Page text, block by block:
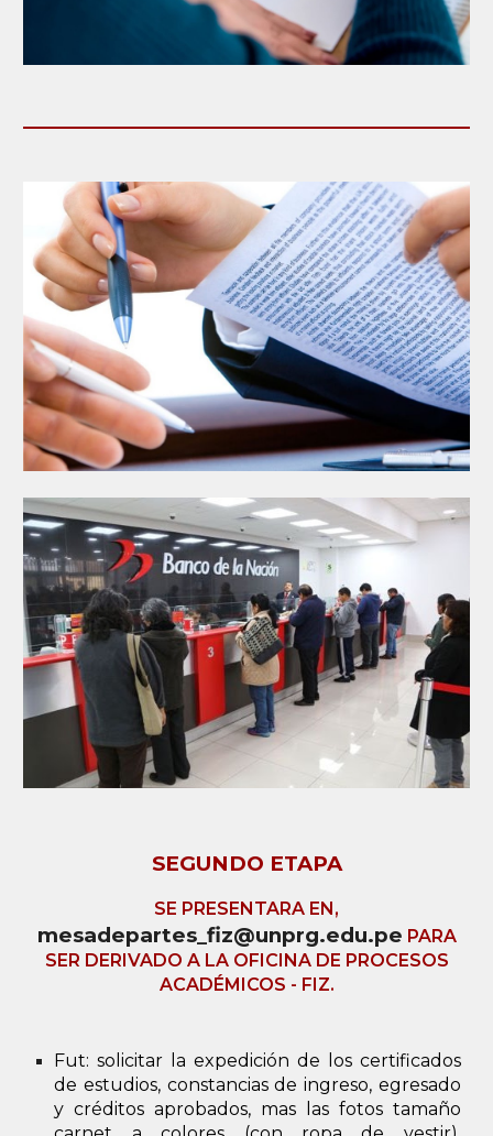
SEGUNDO ETAPA
SE PRESENTARA EN,
mesadepartes_fiz@unprg.edu.pe PARA
SER DERIVADO A LA OFICINA DE PROCESOS
ACADÉMICOS - FIZ.
Fut: solicitar la expedición de los certificados
de estudios, constancias de ingreso, egresado
y créditos aprobados, mas las fotos tamaño